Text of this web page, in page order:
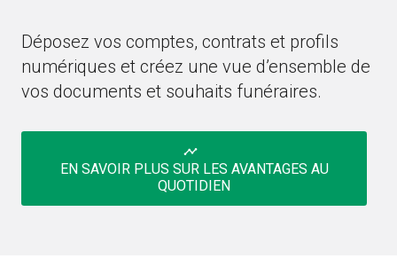
Déposez vos comptes, contrats et profils
numériques et créez une vue d’ensemble de
vos documents et souhaits funéraires.
timeline
EN SAVOIR PLUS SUR LES AVANTAGES AU
QUOTIDIEN